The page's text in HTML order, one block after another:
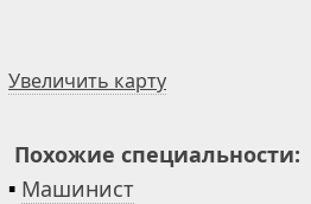
Увеличить карту
Похожие специальности:
▪ Машинист